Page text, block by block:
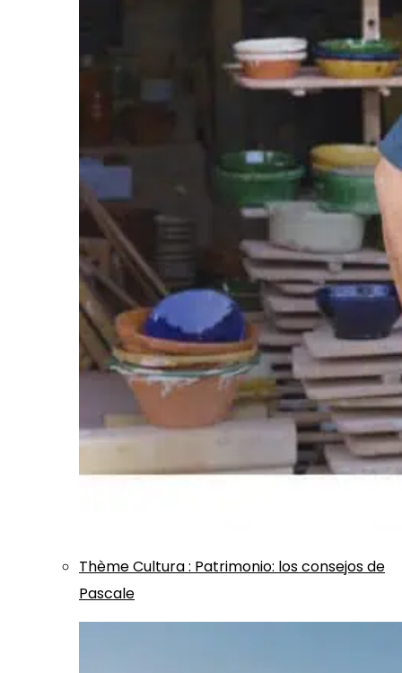
ThèmeCultura: Patrimonio: los consejos de
Pascale